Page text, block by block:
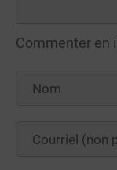
Commenter en